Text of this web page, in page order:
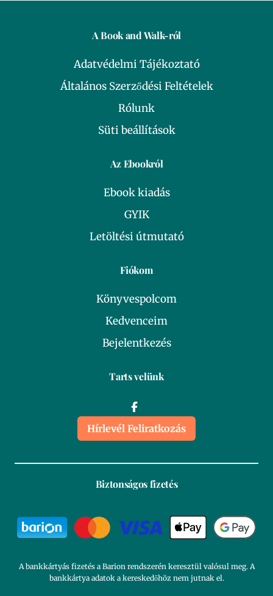
A Book and Walk-ról
Adatvédelmi Tájékoztató
Általános Szerződési Feltételek
Rólunk
Süti beállítások
Az Ebookról
Ebook kiadás
GYIK
Letöltési útmutató
Fiókom
Könyvespolcom
Kedvenceim
Bejelentkezés
Tarts velünk
Hírlevél Feliratkozás
Biztonságos fizetés
A bankkártyás fizetés a Barion rendszerén keresztül valósul meg. A
bankkártya adatok a kereskedőhöz nem jutnak el.